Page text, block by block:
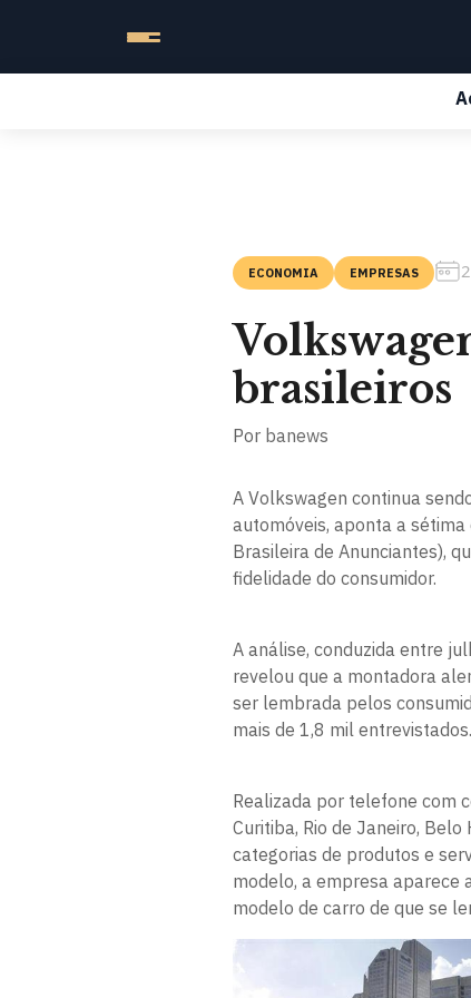
ECONOMIA EMPRESAS
brasileiros
Por banews
A Volkswagen continua
automóveis, aponta a
Brasileira de Anunciantes),
fidelidade do consumidor.
A análise, conduzida entre
revelou que a montadora
ser lembrada pelos
mais de 1,8 mil entrevistados.
Realizada por telefone com
Curitiba, Rio de Janeiro,
categorias de produtos e
modelo, a empresa aparece
modelo de carro de que se